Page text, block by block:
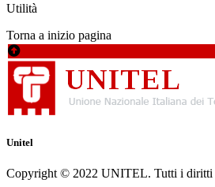
Utilità
Torna a inizio pagina
Unitel
Copyright © 2022 UNITEL. Tutti i diritti